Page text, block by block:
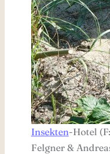
Insekten-Hotel
Felgner &